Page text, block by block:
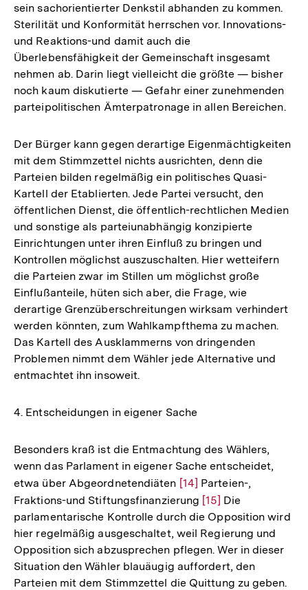
sein sachorientierter Denkstil abhanden zu kommen.
Sterilität und Konformität herrschen vor. Innovations-
und Reaktions-und damit auch die
Überlebensfähigkeit der Gemeinschaft insgesamt
nehmen ab. Darin liegt vielleicht die größte — bisher
noch kaum diskutierte — Gefahr einer zunehmenden
parteipolitischen Ämterpatronage in allen Bereichen.
Der Bürger kann gegen derartige Eigenmächtigkeiten
mit dem Stimmzettel nichts ausrichten, denn die
Parteien bilden regelmäßig ein politisches Quasi-
Kartell der Etablierten. Jede Partei versucht, den
öffentlichen Dienst, die öffentlich-rechtlichen Medien
und sonstige als parteiunabhängig konzipierte
Einrichtungen unter ihren Einfluß zu bringen und
Kontrollen möglichst auszuschalten. Hier wetteifern
die Parteien zwar im Stillen um möglichst große
Einflußanteile, hüten sich aber, die Frage, wie
derartige Grenzüberschreitungen wirksam verhindert
werden könnten, zum Wahlkampfthema zu machen.
Das Kartell des Ausklammerns von dringenden
Problemen nimmt dem Wähler jede Alternative und
entmachtet ihn insoweit.
4. Entscheidungen in eigener Sache
Besonders kraß ist die Entmachtung des Wählers,
wenn das Parlament in eigener Sache entscheidet,
etwa über Abgeordnetendiäten Zur
Auflösung
der
Fußnote
[14] Parteien-,
Fraktions-und Stiftungsfinanzierung Zur
Auflösung
der
Fußnote
[15] Die
parlamentarische Kontrolle durch die Opposition wird
hier regelmäßig ausgeschaltet, weil Regierung und
Opposition sich abzusprechen pflegen. Wer in dieser
Situation den Wähler blauäugig auffordert, den
Parteien mit dem Stimmzettel die Quittung zu geben.